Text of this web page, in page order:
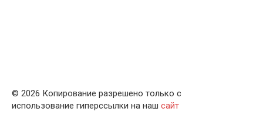
© 2026 Копирование разрешено только с
использование гиперссылки на наш сайт